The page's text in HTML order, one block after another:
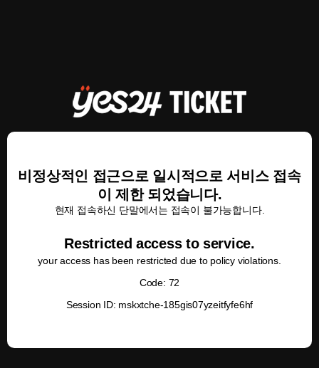
비정상적인 접근으로 일시적으로 서비스 접속
이 제한 되었습니다.
현재 접속하신 단말에서는 접속이 불가능합니다.
Restricted access to service.
your access has been restricted due to policy violations.
Code: 72
Session ID: mskxtche-185gis07yzeitfyfe6hf